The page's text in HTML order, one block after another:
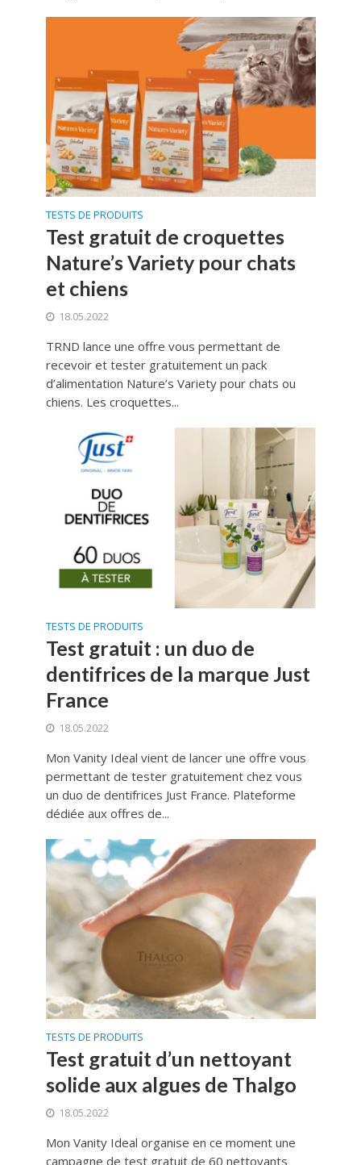
TESTS DE PRODUITS
Test gratuit de croquettes
Nature’s Variety pour chats
et chiens
18.05.2022
TRND lance une offre vous permettant de
recevoir et tester gratuitement un pack
d’alimentation Nature’s Variety pour chats ou
chiens. Les croquettes...
TESTS DE PRODUITS
Test gratuit : un duo de
dentifrices de la marque Just
France
18.05.2022
Mon Vanity Ideal vient de lancer une offre vous
permettant de tester gratuitement chez vous
un duo de dentifrices Just France. Plateforme
dédiée aux offres de...
TESTS DE PRODUITS
Test gratuit d’un nettoyant
solide aux algues de Thalgo
18.05.2022
Mon Vanity Ideal organise en ce moment une
campagne de test gratuit de 60 nettoyants